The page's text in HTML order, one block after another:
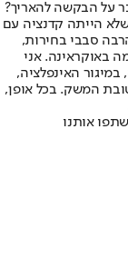
על הבקשה להאריך?
הייתה קדנציה עם
סבבי בחירות,
באוקראינה. אני
האינפלציה,
המשק. בכל אופן,
אותנו